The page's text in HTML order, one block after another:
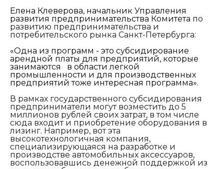
Елена Клеверова, начальник Управления
развития предпринимательства Комитета по
развитию предпринимательства и
потребительского рынка Санкт-Петербурга:
«Одна из программ - это субсидирование
арендной платы для предприятий, которые
занимаются в области легкой
промышленности и для производственных
предприятий тоже интересная программа».
В рамках государственного субсидирования
предприниматели могут возместить до 5
миллионов рублей своих затрат, в том числе
сюда входит и приобретение оборудования в
лизинг. Например, вот эта
высокотехнологичная компания,
специализирующаяся на разработке и
производстве автомобильных аксессуаров,
воспользовавшись денежной поддержкой из